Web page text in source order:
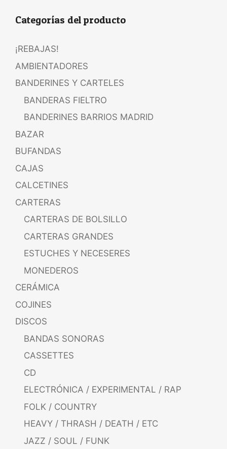
Categorías del producto
¡REBAJAS!
AMBIENTADORES
BANDERINES Y CARTELES
BANDERAS FIELTRO
BANDERINES BARRIOS MADRID
BAZAR
BUFANDAS
CAJAS
CALCETINES
CARTERAS
CARTERAS DE BOLSILLO
CARTERAS GRANDES
ESTUCHES Y NECESERES
MONEDEROS
CERÁMICA
COJINES
DISCOS
BANDAS SONORAS
CASSETTES
CD
ELECTRÓNICA / EXPERIMENTAL / RAP
FOLK / COUNTRY
HEAVY / THRASH / DEATH / ETC
JAZZ / SOUL / FUNK